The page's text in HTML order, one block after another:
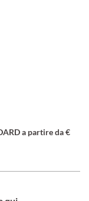
a partire da €